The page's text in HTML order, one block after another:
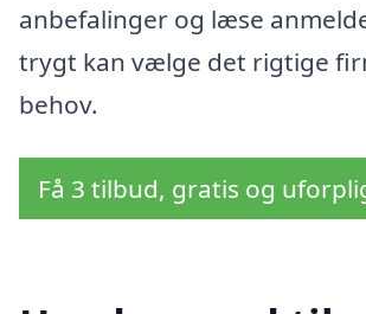
anbefalinger og læse
trygt kan vælge det rigtige
behov.
Få 3 tilbud, gratis og